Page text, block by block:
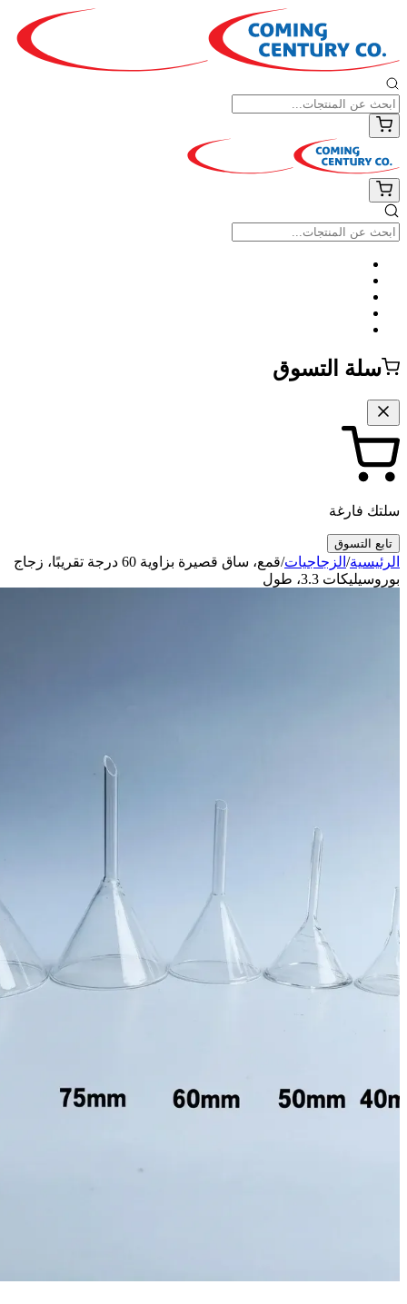
سلة التسوق
سلتك فارغة
تابع التسوق
الرئيسية/الزجاجيات/
قمع، ساق قصيرة بزاوية 60 درجة تقريبًا، زجاج
بوروسيليكات 3.3، طول